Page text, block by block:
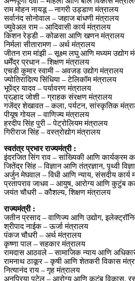
राम मोहन नायडू – नागरी उड्डाण मंत्रालय
सर्वानंद सोनोवाल – जहाज बांधणी मंत्रालय
ज्युवेअल राम – आदिवासी कार्य मंत्रालय
किशन रेड्डी – कोळसा आणि खणन मंत्रालय
निर्मला सीतारामण – अर्थ मंत्रालय
जीतन राम मांझी – सूक्ष्म लघु आणि मध्यम उद्योग
धर्मेंद्र प्रधान – शिक्षण मंत्रालय
एचडी कुमार स्वामी – अवजड उद्योग मंत्रालय
ज्योतिरादित्य सिंधिया – टेलिकॉम मंत्रालय
भूपेंद्र यादव – पर्यावरण मंत्रालय
प्रल्हाद जोशी – ग्राहक संरक्षण मंत्रालय
गजेंद्र शेखावत – कला, पर्यटन, सांस्कृतिक
पीयूष गोयल – वाणिज्य मंत्रालय
हरदीप सिंह पुरी – पेट्रोलियम मंत्रालय
गिरीराज सिंह – वस्त्रोद्योग मंत्रालय
स्वतंत्र प्रभार राज्यमंत्री :
इंदरजित सिंग राव – सांख्यिकी आणि कार्यक्रम
जितेंद्र सिंह – विज्ञान आणि तंत्रज्ञान, पृथ्वी
अर्जुन मेघवाल – विधी आणि न्याय, संसदीय कार्य
प्रतापराव जाधव – आयुष, आरोग्य आणि कुटुंब
जयंत चौधरी – कौशल्य, शिक्षण मंत्रालय
राज्यमंत्री :
जतीन प्रसाद – वाणिज्य आणि उद्योग,
श्रीपाद नाईक – ऊर्जा मंत्रालय
पंकज चौधरी – अर्थ मंत्रालय
कृष्णा पाल – सहकार मंत्रालय
रामदास आठवले – सामाजिक न्याय आणि
रामनाथ ठाकूर – कृषी आणि शेतकरी विकास
नित्यानंद राय – गृह मंत्रालय
अनुप्रिया पटेल – आरोग्य आणि कुटुंब विकास,